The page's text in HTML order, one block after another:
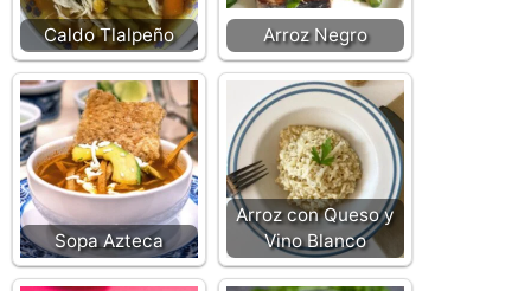
Caldo Tlalpeño Arroz Negro
Sopa Azteca
Arroz con Queso y
Vino Blanco